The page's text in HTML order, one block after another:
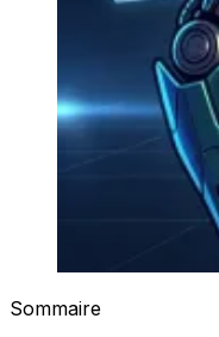
Sommaire